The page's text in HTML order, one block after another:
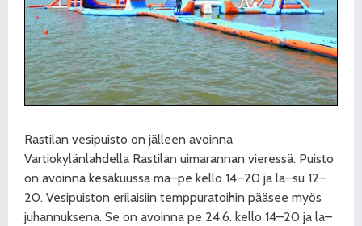
Rastilan vesipuisto on jälleen avoinna
Vartiokylänlahdella Rastilan uimarannan vieressä. Puisto
on avoinna kesäkuussa ma–pe kello 14–20 ja la–su 12–
20. Vesipuiston erilaisiin temppuratoihin pääsee myös
juhannuksena. Se on avoinna pe 24.6. kello 14–20 ja la–